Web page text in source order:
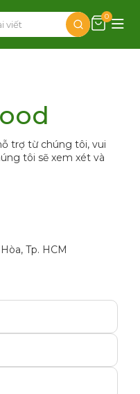
0
trợ từ chúng tôi, vui
tôi sẽ xem xét và
Tp. HCM